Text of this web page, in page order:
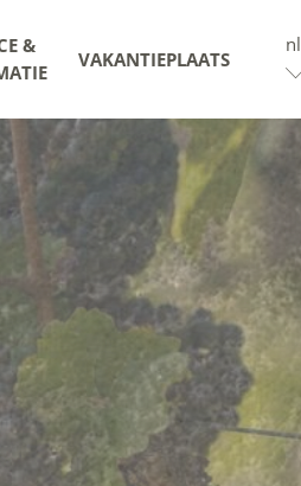
&
VAKANTIEPLAATS
nl